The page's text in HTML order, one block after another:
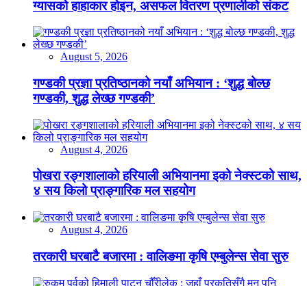
ग्यासको हाहाकार होइन, असफल वितरण प्रणालीको संकट
August 5, 2026
गण्डकी प्रज्ञा प्रतिष्ठानको नयाँ अभियान : ‘शुद्ध बोल्छ
गण्डकी, शुद्ध लेख्छ गण्डकी’
August 4, 2026
पोखरा रङ्गशालाको हरियाली अभियानमा इको नेक्स्टको साथ,
४ सय किलो प्राङ्गारिक मल सहयोग
August 4, 2026
तरकारी घरबाटै बजारमा : वालिङमा कृषि एम्बुलेन्स सेवा सुरु